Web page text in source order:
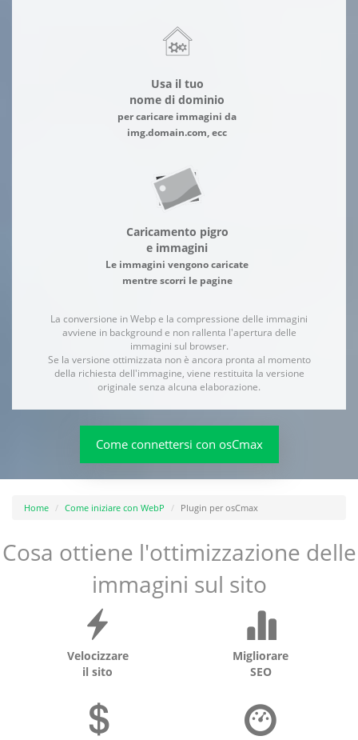
Usa il tuo
nome di dominio
per caricare immagini da
img.domain.com, ecc
Caricamento pigro
e immagini
Le immagini vengono caricate
mentre scorri le pagine
La conversione in Webp e la compressione delle immagini
avviene in background e non rallenta l'apertura delle
immagini sul browser.
Se la versione ottimizzata non è ancora pronta al momento
della richiesta dell'immagine, viene restituita la versione
originale senza alcuna elaborazione.
Come connettersi con osCmax
Home Come iniziare con WebP Plugin per osCmax
Cosa ottiene l'ottimizzazione delle
immagini sul sito
Velocizzare
il sito
Migliorare
SEO